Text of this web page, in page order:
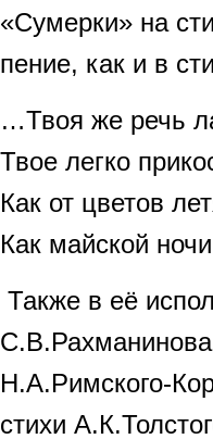
«Сумерки» на
пение, как и в
…Твоя же речь
Твое легко
Как от цветов
Как майской
Также в её
Н.А.Римского-
стихи